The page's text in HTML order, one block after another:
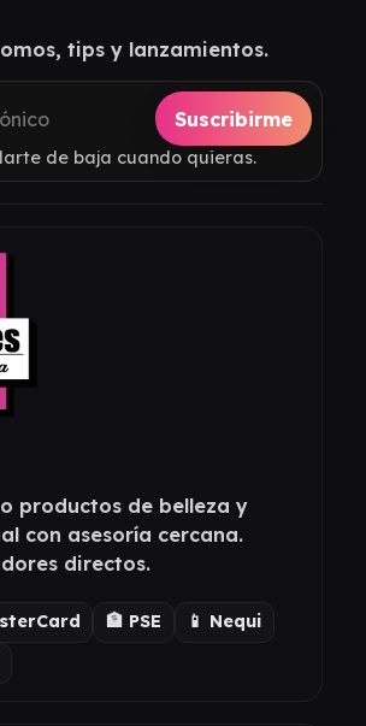
tips y lanzamientos.
Suscribirme
de baja cuando quieras.
productos de belleza y
con asesoría cercana.
directos.
🏦 PSE
📱 Nequi